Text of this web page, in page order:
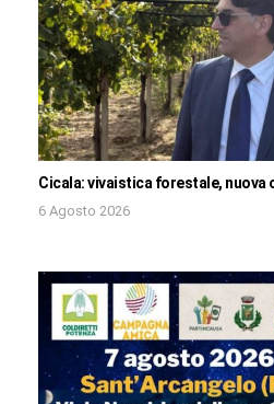
Cicala: vivaistica forestale, nuova
6 Agosto 2026